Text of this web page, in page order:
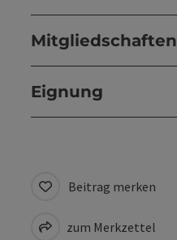
Mitgliedschaften
Eignung
Beitrag merken
zum Merkzettel